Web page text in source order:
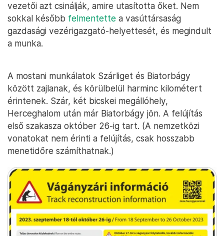
vezetői azt csinálják, amire utasította őket. Nem
sokkal később felmentette a vasúttársaság
gazdasági vezérigazgató-helyettesét, és megindult
a munka.
A mostani munkálatok Szárliget és Biatorbágy
között zajlanak, és körülbelül harminc kilométert
érintenek. Szár, két bicskei megállóhely,
Herceghalom után már Biatorbágy jön. A felújítás
első szakasza október 26-ig tart. (A nemzetközi
vonatokat nem érinti a felújítás, csak hosszabb
menetidőre számíthatnak.)